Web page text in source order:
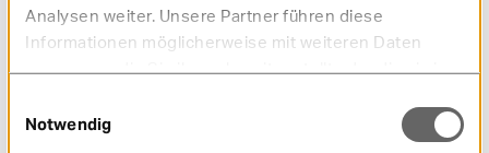
Analysen weiter. Unsere Partner führen diese
Informationen möglicherweise mit weiteren Daten
zusammen, die Sie ihnen bereitgestellt oder die sie im
Notwendig
Weiterlesen